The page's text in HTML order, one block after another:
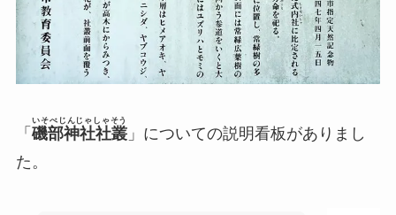
「 磯部神社社叢
いそべじんじゃしゃそう
」についての説明看板がありまし
た。